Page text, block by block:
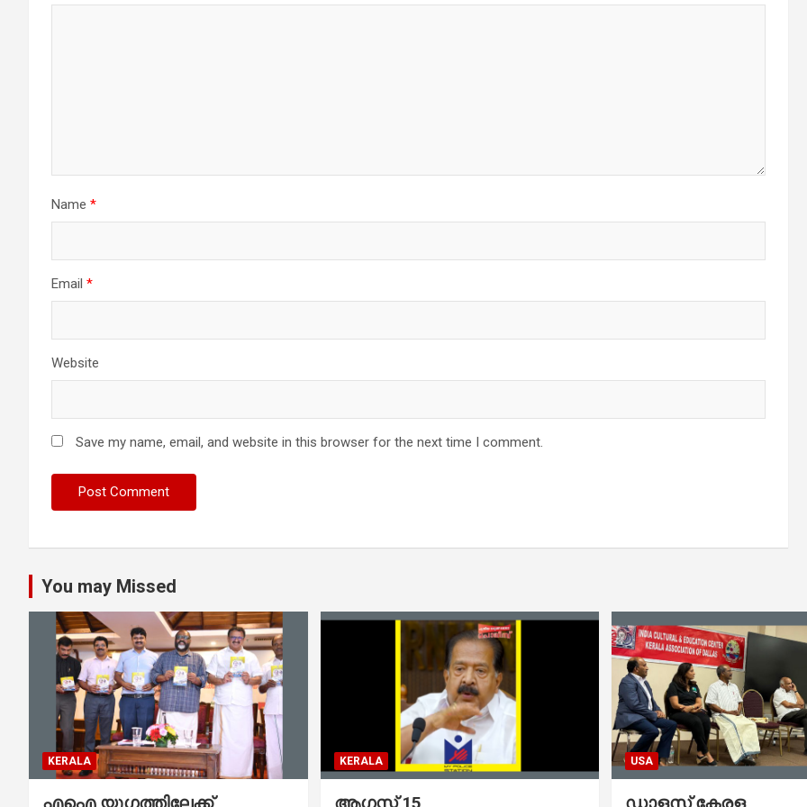
Name *
Email *
Website
Save my name, email, and website in this browser for the next time I comment.
You may Missed
KERALA
എഐ യുഗത്തിലേക്ക്
KERALA
ആഗസ്റ്റ് 15
USA
ഡാളസ് കേരള